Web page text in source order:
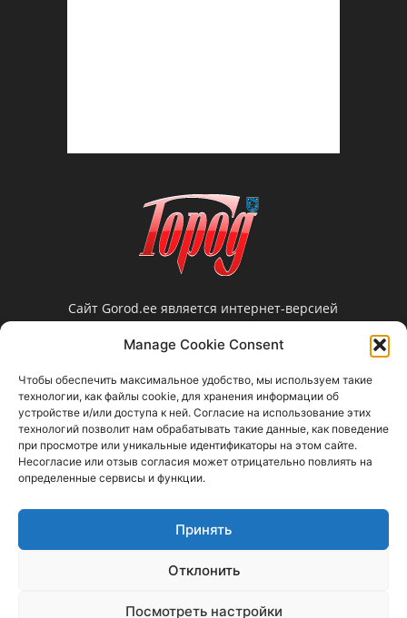
Manage Cookie Consent
Чтобы обеспечить максимальное удобство, мы используем такие
технологии, как файлы cookie, для хранения информации об
устройстве и/или доступа к ней. Согласие на использование этих
технологий позволит нам обрабатывать такие данные, как поведение
при просмотре или уникальные идентификаторы на этом сайте.
Несогласие или отзыв согласия может отрицательно повлиять на
определенные сервисы и функции.
Принять
Отклонить
Посмотреть настройки
Сайт Gorod.ee является интернет-версией
нарвской еженедельной газеты «Город».
Редакция не несет ответственности за
рекламных объявлениях и не предоставляет
справочной информации.
Свяжитесь с нами:gorod@gorod.ee
Реклама в газету / Reklaam ajalehes
Правовая информация